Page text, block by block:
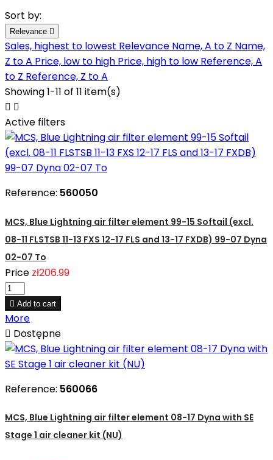
Sort by:
Relevance 
Sales, highest to lowest Relevance Name, A to Z Name,
Z to A Price, low to high Price, high to low Reference, A
to Z Reference, Z to A
Showing 1-11 of 11 item(s)
 
Active filters
Reference: 560050
MCS, Blue Lightning air filter element 99-15 Softail (excl.
08-11 FLSTSB 11-13 FXS 12-17 FLS and 13-17 FXDB) 99-07 Dyna
02-07 To
Price zł206.99
 Add to cart
More
 Dostępne
Reference: 560066
MCS, Blue Lightning air filter element 08-17 Dyna with SE
Stage 1 air cleaner kit (NU)